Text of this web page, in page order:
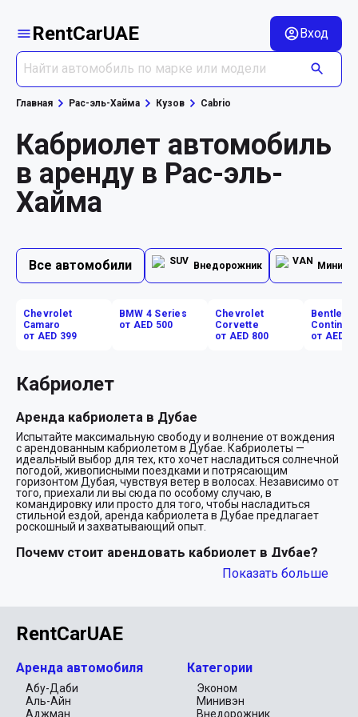
RentCarUAE Вход
Главная Рас-эль-Хайма Кузов Cabrio
Кабриолет автомобиль
в аренду в Рас-эль-
Хайма
Все автомобили Внедорожник
Chevrolet
Camaro
от AED 399
BMW 4 Series
от AED 500
Chevrolet
Corvette
от AED 800
Bentley
от AED
Кабриолет
Аренда кабриолета в Дубае
Испытайте максимальную свободу и волнение от вождения
с арендованным кабриолетом в Дубае. Кабриолеты —
идеальный выбор для тех, кто хочет насладиться солнечной
погодой, живописными поездками и потрясающим
горизонтом Дубая, чувствуя ветер в волосах. Независимо от
того, приехали ли вы сюда по особому случаю, в
командировку или просто для того, чтобы насладиться
стильной ездой, аренда кабриолета в Дубае предлагает
роскошный и захватывающий опыт.
Почему стоит арендовать кабриолет в Дубае?
Дубай славится своей идеальной погодой круглый год, с
Вот почему кабриолет — лучший выбор для аренды:
проезжая по знаковым улицам, пляжам и пустынным
дорогам Дубая. Кабриолет дарит вам ощущение свободы и
приключений.
Стильно и роскошно:Автомобили Cabrio являются
Показать больше
RentCarUAE
Аренда автомобиля
Абу-Даби
Аль-Айн
Аджман
Категории
Эконом
Минивэн
Внедорожник